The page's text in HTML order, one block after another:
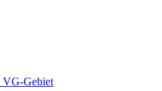
VG-Gebiet